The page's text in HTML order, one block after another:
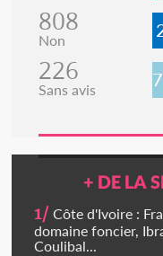
808
Non
226
Sans avis
+ DE LA
1/ Côte d'Ivoire :
domaine foncier,
Coulibal...